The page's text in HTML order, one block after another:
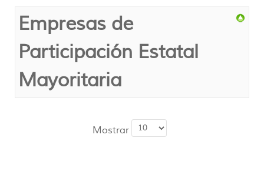
Empresas de
Participación Estatal
Mayoritaria
Mostrar